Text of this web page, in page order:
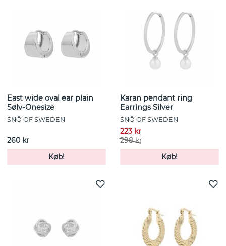
East wide oval ear plain
Sølv-Onesize
SNÖ OF SWEDEN
260 kr
Køb!
Karan pendant ring
Earrings Silver
SNÖ OF SWEDEN
223 kr
298 kr
Køb!